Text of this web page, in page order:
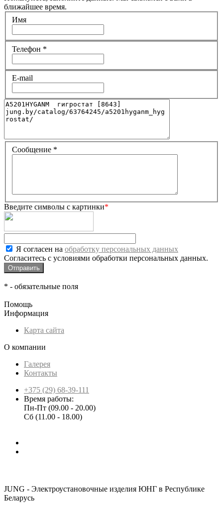
ближайшее время.
Имя
Телефон *
E-mail
Сообщение *
Введите символы с картинки*
Я согласен на обработку персональных данных
Согласитесь с условиями обработки персональных данных.
* - обязательные поля
Помощь
Информация
Карта сайта
О компании
Галерея
Контакты
+375 (29) 68-39-111
Время работы:
Пн-Пт (09.00 - 20.00)
Сб (11.00 - 18.00)
JUNG - Электроустановочные изделия ЮНГ в Республике
Беларусь